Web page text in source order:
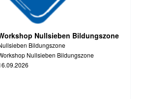
Nullsieben Bildungszone
Bildungszone
Nullsieben Bildungszone